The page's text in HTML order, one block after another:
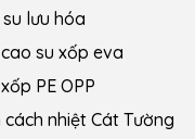
lưu hóa
su xốp eva
PE OPP
nhiệt Cát Tường